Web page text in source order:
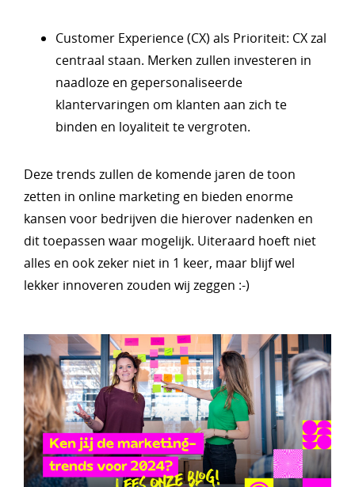
Customer Experience (CX) als Prioriteit: CX zal
centraal staan. Merken zullen investeren in
naadloze en gepersonaliseerde
klantervaringen om klanten aan zich te
binden en loyaliteit te vergroten.
Deze trends zullen de komende jaren de toon
zetten in online marketing en bieden enorme
kansen voor bedrijven die hierover nadenken en
dit toepassen waar mogelijk. Uiteraard hoeft niet
alles en ook zeker niet in 1 keer, maar blijf wel
lekker innoveren zouden wij zeggen :-)